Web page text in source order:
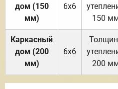
дом (150
мм)
6х6
150
Каркасный
дом (200
мм)
6х6
200